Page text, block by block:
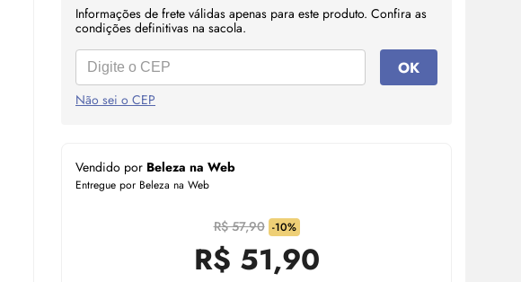
Informações de frete válidas apenas para este produto. Confira as
condições definitivas na sacola.
OK
Não sei o CEP
Vendido por Beleza na Web
Entregue por Beleza na Web
R$ 57,90 -10%
R$ 51,90